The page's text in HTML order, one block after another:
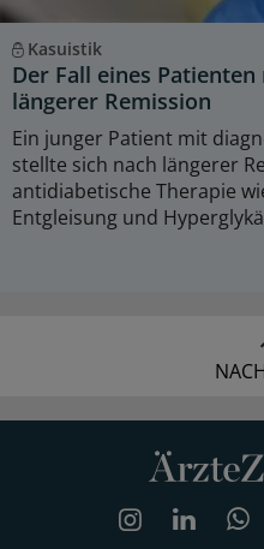
Kasuistik
Der Fall eines
längerer Remission
Ein junger Patient mit
stellte sich nach längerer
antidiabetische Therapie
Entgleisung und